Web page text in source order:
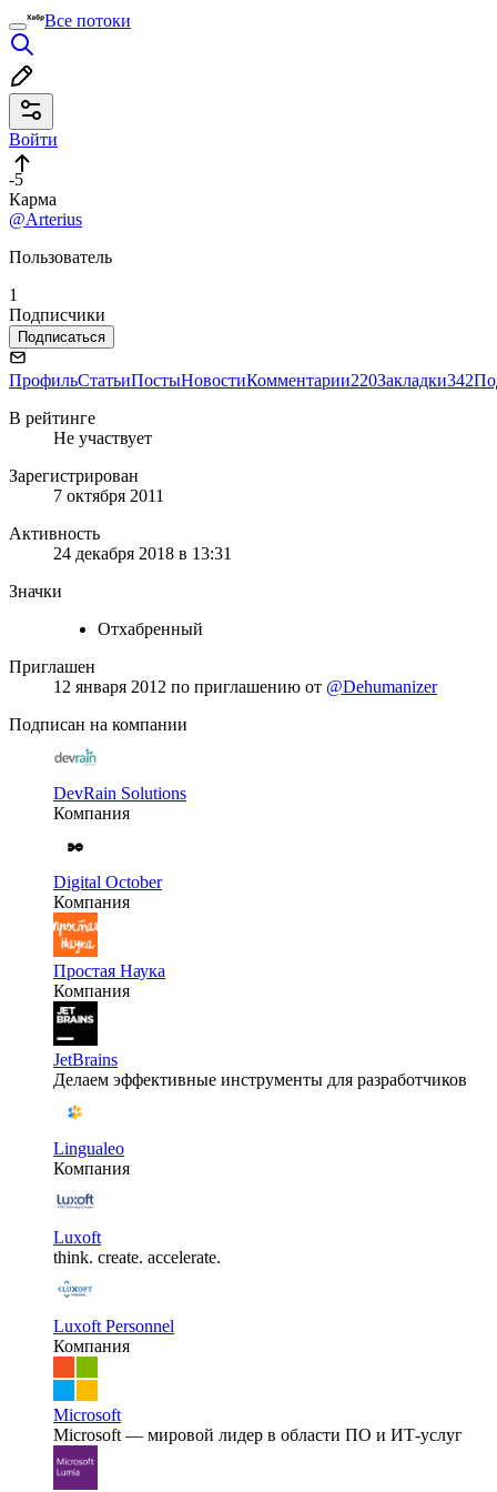
Все потоки
Войти
-5
Карма
@Arterius
Пользователь
1
Подписчики
Подписаться
ПрофильСтатьиПостыНовостиКомментарии220Закладки342
В рейтинге
Не участвует
Зарегистрирован
7 октября 2011
Активность
24 декабря 2018 в 13:31
Значки
Отхабренный
Приглашен
12 января 2012 по приглашению от @Dehumanizer
Подписан на компании
DevRain Solutions
Компания
Digital October
Компания
Простая Наука
Компания
JetBrains
Делаем эффективные инструменты для разработчиков
Lingualeo
Компания
Luxoft
think. create. accelerate.
Luxoft Personnel
Компания
Microsoft
Microsoft — мировой лидер в области ПО и ИТ-услуг